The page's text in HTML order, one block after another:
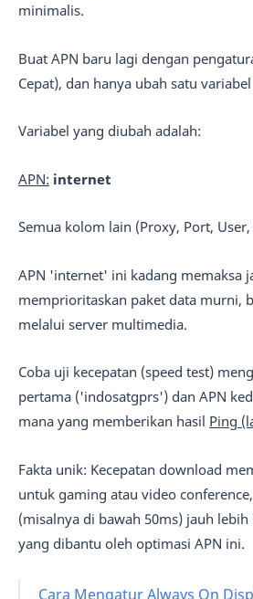
minimalis.
Buat APN baru lagi dengan
Cepat), dan hanya ubah satu variabel
Variabel yang diubah adalah:
APN: internet
Semua kolom lain (Proxy, Port, User,
APN 'internet' ini kadang memaksa
memprioritaskan paket data murni,
melalui server multimedia.
Coba uji kecepatan (speed test)
pertama ('indosatgprs') dan APN
mana yang memberikan hasil Ping
Fakta unik: Kecepatan download
untuk gaming atau video
(misalnya di bawah 50ms) jauh
yang dibantu oleh optimasi APN ini.
Cara Mengatur Always On